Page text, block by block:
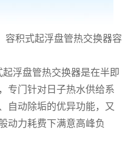
热交换器容
起浮盘管热交换器是在半即
专门针对日子热水供给系
自动除垢的优异功能，又
动力耗费下满意高峰负